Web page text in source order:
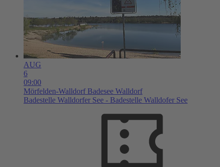
AUG
6
09:00
Mörfelden-Walldorf Badesee Walldorf
Badestelle Walldorfer See - Badestelle Walldofer See